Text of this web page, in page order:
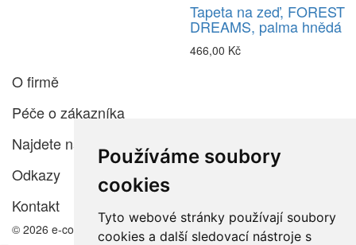
Používáme soubory
cookies
Tyto webové stránky používají soubory
cookies a další sledovací nástroje s
Tapeta na zeď, FOREST
DREAMS, palma hnědá
466,00 Kč
O firmě
Péče o zákazníka
Najdete nás
Odkazy
Kontakt
© 2026 e-color.cz